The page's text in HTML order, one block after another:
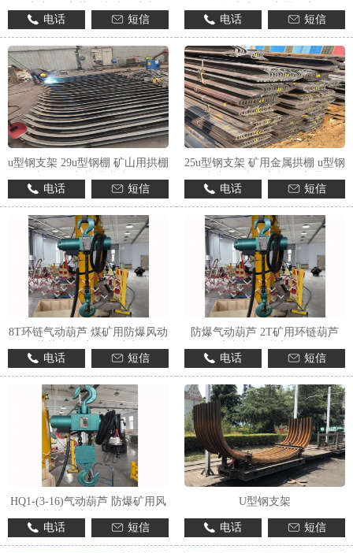
1 3
电话
短信
电话
短信
u型钢支架 29u型钢棚 矿山用拱棚
电话
短信
25u型钢支架 矿用金属拱棚 u型钢
电话
短信
8T环链气动葫芦 煤矿用防爆风动
电话
短信
防爆气动葫芦 2T矿用环链葫芦
电话
短信
HQ1-(3-16)气动葫芦 防爆矿用风
电话
短信
U型钢支架
电话 短信